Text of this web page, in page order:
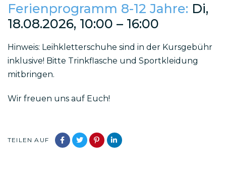
Ferienprogramm 8-12 Jahre: Di,
18.08.2026, 10:00 – 16:00
Hinweis: Leihkletterschuhe sind in der Kursgebühr
inklusive! Bitte Trinkflasche und Sportkleidung
mitbringen.
Wir freuen uns auf Euch!
TEILEN AUF